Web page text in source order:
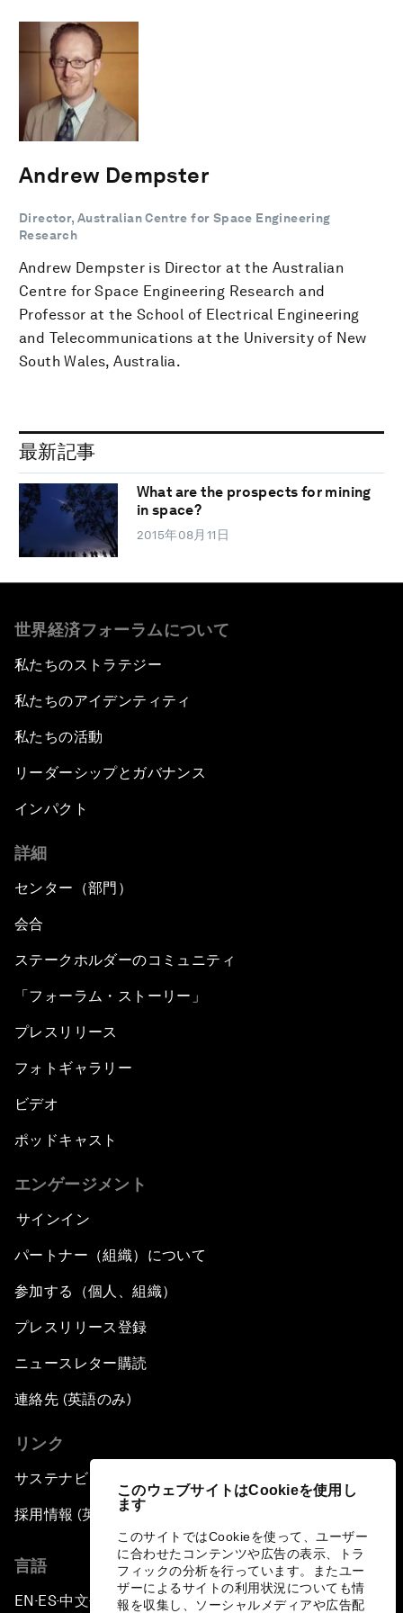
このウェブサイトはCookieを使用し
ます
このサイトではCookieを使って、ユーザー
に合わせたコンテンツや広告の表示、トラ
フィックの分析を行っています。またユー
ザーによるサイトの利用状況についても情
報を収集し、ソーシャルメディアや広告配
Andrew Dempster
Director, Australian Centre for Space Engineering
Research
Andrew Dempster is Director at the Australian
Centre for Space Engineering Research and
Professor at the School of Electrical Engineering
and Telecommunications at the University of New
South Wales, Australia.
最新記事
What are the prospects for mining
in space?
2015年08月11日
世界経済フォーラムについて
私たちのストラテジー
私たちのアイデンティティ
私たちの活動
リーダーシップとガバナンス
インパクト
詳細
センター（部門）
会合
ステークホルダーのコミュニティ
「フォーラム・ストーリー」
プレスリリース
フォトギャラリー
ビデオ
ポッドキャスト
エンゲージメント
サインイン
パートナー（組織）について
参加する（個人、組織）
プレスリリース登録
ニュースレター購読
連絡先 (英語のみ)
リンク
サステナビリティへの取り組み
採用情報 (英語のみ)
言語
EN ▪ES▪中文▪ 日本語